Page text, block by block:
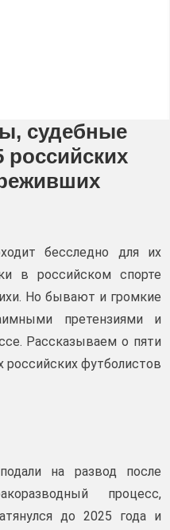
судебные
бесследно для их
в российском спорте
Но бывают и громкие
претензиями и
Рассказываем о пяти
футболистов
на развод после
процесс,
до 2025 года и